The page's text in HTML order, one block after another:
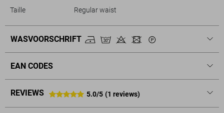
Taille
Regular waist
WASVOORSCHRIFT
EAN CODES
REVIEWS 5.0/5 (1 reviews)